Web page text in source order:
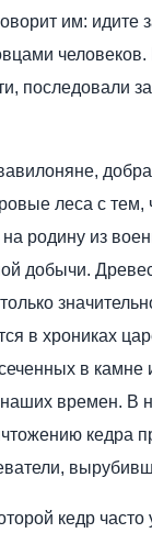
им: идите
человеков.
последовали
леса с тем,
родину из
добычи.
в хрониках
в камне
времен. В
кедра
кедр часто